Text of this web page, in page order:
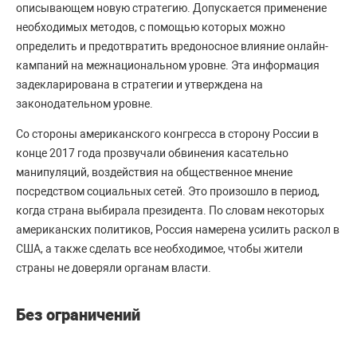
описывающем новую стратегию. Допускается применение
необходимых методов, с помощью которых можно
определить и предотвратить вредоносное влияние онлайн-
кампаний на межнациональном уровне. Эта информация
задекларирована в стратегии и утверждена на
законодательном уровне.
Со стороны американского конгресса в сторону России в
конце 2017 года прозвучали обвинения касательно
манипуляций, воздействия на общественное мнение
посредством социальных сетей. Это произошло в период,
когда страна выбирала президента. По словам некоторых
американских политиков, Россия намерена усилить раскол в
США, а также сделать все необходимое, чтобы жители
страны не доверяли органам власти.
Без ограничений